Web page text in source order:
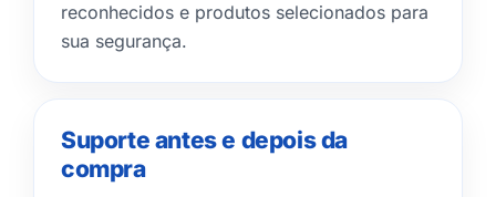
reconhecidos e produtos selecionados para
sua segurança.
Suporte antes e depois da
compra